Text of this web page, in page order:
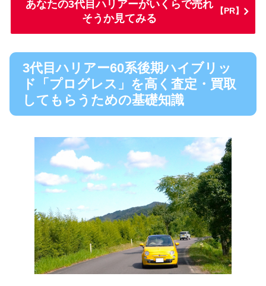
あなたの3代目ハリアーがいくらで売れ
そうか見てみる
【PR】
3代目ハリアー60系後期ハイブリッ
ド「プログレス」を高く査定・買取
してもらうための基礎知識